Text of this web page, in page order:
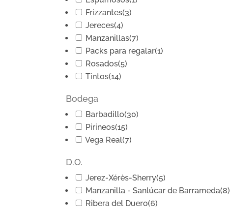
Frizzantes(3)
Jereces(4)
Manzanillas(7)
Packs para regalar(1)
Rosados(5)
Tintos(14)
Bodega
Barbadillo(30)
Pirineos(15)
Vega Real(7)
D.O.
Jerez-Xérès-Sherry(5)
Manzanilla - Sanlúcar de Barrameda(8)
Ribera del Duero(6)